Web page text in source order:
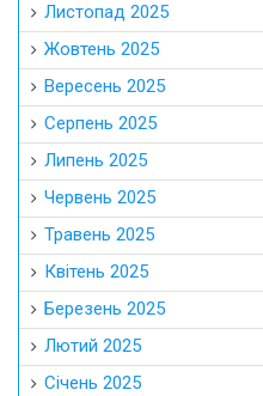
Листопад 2025
Жовтень 2025
Вересень 2025
Серпень 2025
Липень 2025
Червень 2025
Травень 2025
Квітень 2025
Березень 2025
Лютий 2025
Січень 2025